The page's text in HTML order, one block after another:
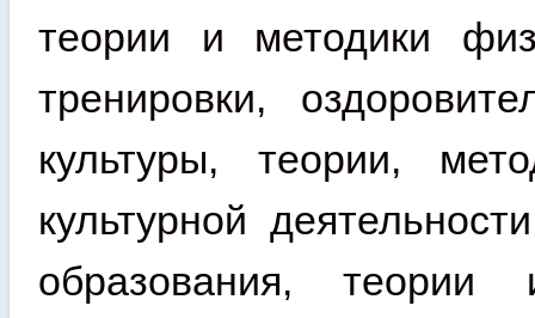
теории и методики
тренировки,
культуры, теории,
культурной
образования, теории